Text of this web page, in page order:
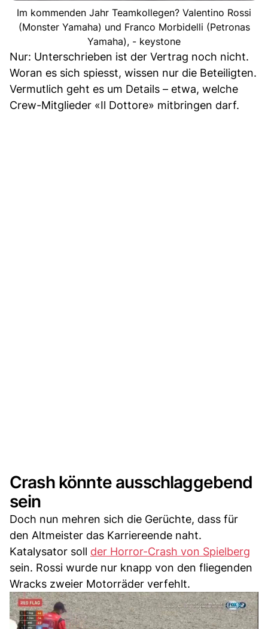
Im kommenden Jahr Teamkollegen? Valentino Rossi
(Monster Yamaha) und Franco Morbidelli (Petronas
Yamaha), - keystone
Nur: Unterschrieben ist der Vertrag noch nicht.
Woran es sich spiesst, wissen nur die Beteiligten.
Vermutlich geht es um Details – etwa, welche
Crew-Mitglieder «Il Dottore» mitbringen darf.
Crash könnte ausschlaggebend
sein
Doch nun mehren sich die Gerüchte, dass für
den Altmeister das Karriereende naht.
Katalysator soll der Horror-Crash von Spielberg
sein. Rossi wurde nur knapp von den fliegenden
Wracks zweier Motorräder verfehlt.